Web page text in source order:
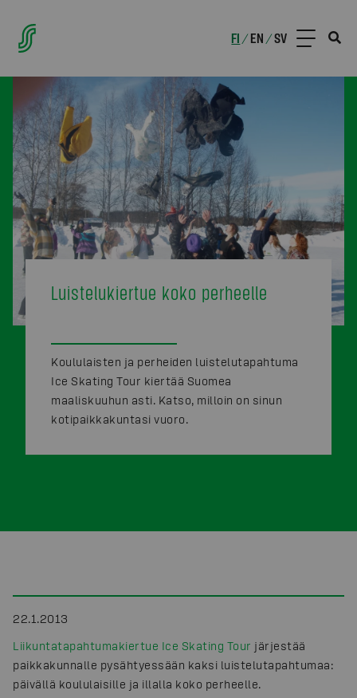
FI /EN /SV
Luistelukiertue koko perheelle
Koululaisten ja perheiden luistelutapahtuma
Ice Skating Tour kiertää Suomea
maaliskuuhun asti. Katso, milloin on sinun
kotipaikkakuntasi vuoro.
22.1.2013
Liikuntatapahtumakiertue Ice Skating Tour järjestää
paikkakunnalle pysähtyessään kaksi luistelutapahtumaa:
päivällä koululaisille ja illalla koko perheelle.